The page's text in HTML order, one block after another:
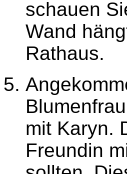
schauen
Wand
Rathaus.
mit Karyn.
Freundin